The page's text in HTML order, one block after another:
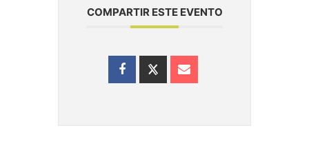
COMPARTIR ESTE EVENTO